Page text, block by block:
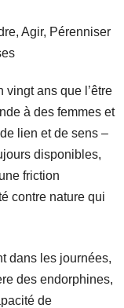
vingt ans que l’être
à des femmes et
lien et de sens –
disponibles,
friction
contre nature qui
dans les journées,
des endorphines,
de